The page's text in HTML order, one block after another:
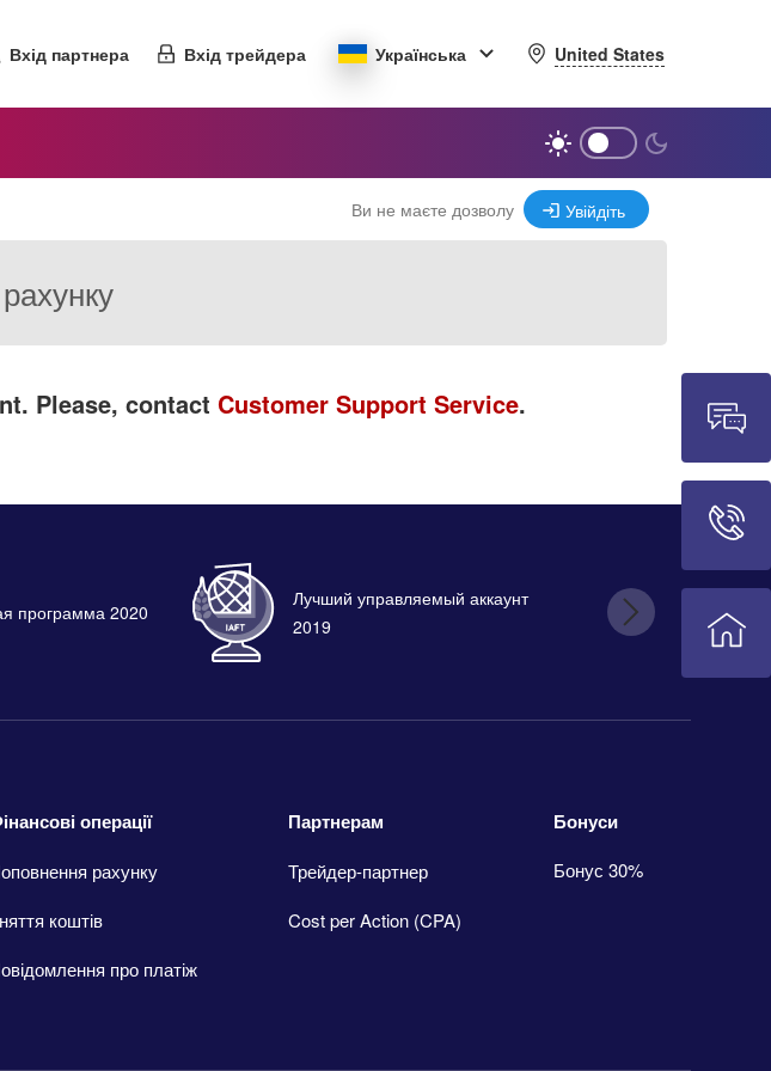
Вхід партнера Вхід трейдера Українська United States
Ви не маєте дозволу Увійдіть
Please, contact Customer Support Service.
программа 2020
Лучший управляемый аккаунт
2019
операції
рахунку
коштів
про платіж
Партнерам
Трейдер-партнер
Cost per Action (CPA)
Бонуси
Бонус 30%